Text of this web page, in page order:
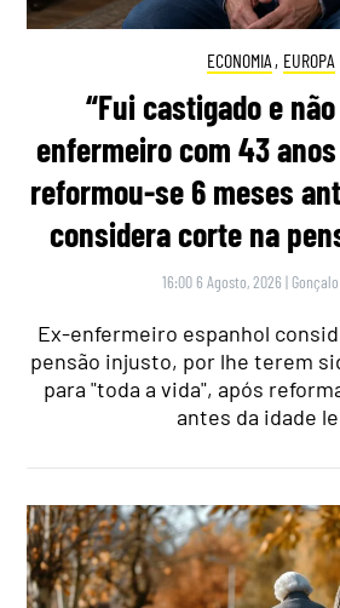
ECONOMIA , EUROPA
“Fui castigado e
enfermeiro com 43
reformou-se 6 meses
considera corte na
16:00 6 Agosto, 2026 |
Ex-enfermeiro espanhol
pensão injusto, por lhe terem
para "toda a vida", após
antes da idade